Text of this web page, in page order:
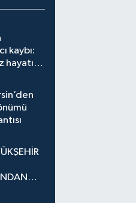
kaybı:
hayatını